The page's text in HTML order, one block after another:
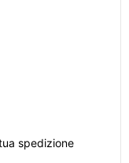
spedizione